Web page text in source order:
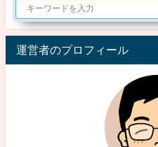
運営者のプロフィール